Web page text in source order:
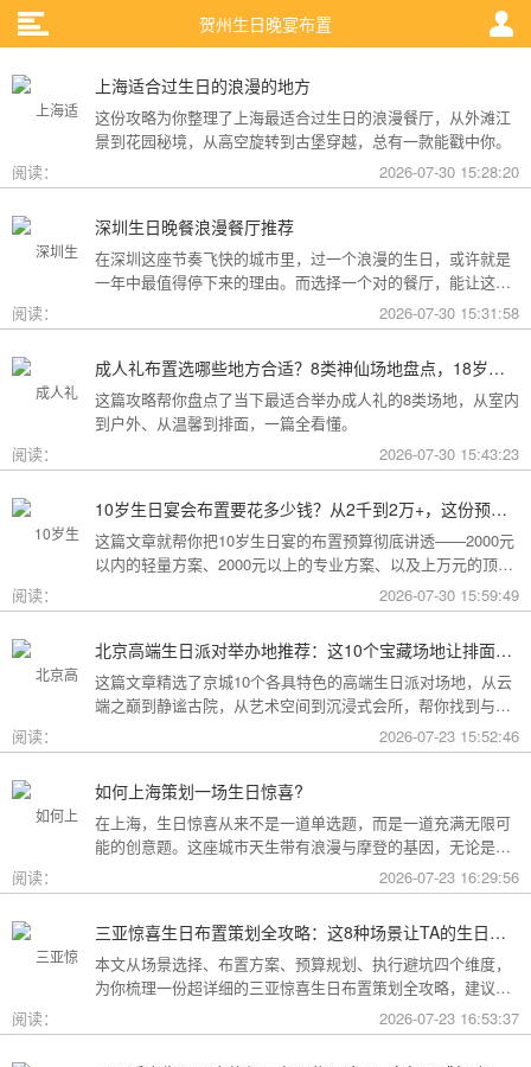
贺州生日晚宴布置
上海适合过生日的浪漫的地方
这份攻略为你整理了上海最适合过生日的浪漫餐厅，从外滩江
景到花园秘境，从高空旋转到古堡穿越，总有一款能戳中你。
阅读：
2026-07-30 15:28:20
深圳生日晚餐浪漫餐厅推荐
在深圳这座节奏飞快的城市里，过一个浪漫的生日，或许就是
一年中最值得停下来的理由。而选择一个对的餐厅，能让这一
天从“普通”变成“终生难忘”。无论是俯瞰城市灯火的高空秘境，
还是被鲜花与海风包裹的梦幻露台，深圳从不缺乏仪式感。
阅读： 2026-07-30 15:31:58
成人礼布置选哪些地方合适？8类神仙场地盘点，18岁的仪式感从选对地方开始
这篇攻略帮你盘点了当下最适合举办成人礼的8类场地，从室内
到户外、从温馨到排面，一篇全看懂。
阅读：
2026-07-30 15:43:23
10岁生日宴会布置要花多少钱？从2千到2万+，这份预算攻略讲透了
这篇文章就帮你把10岁生日宴的布置预算彻底讲透——2000元
以内的轻量方案、2000元以上的专业方案、以及上万元的顶配
阅读： 2026-07-30 15:59:49
北京高端生日派对举办地推荐：这10个宝藏场地让排面与品味兼得
这篇文章精选了京城10个各具特色的高端生日派对场地，从云
端之巅到静谧古院，从艺术空间到沉浸式会所，帮你找到与心
阅读： 2026-07-23 15:52:46
如何上海策划一场生日惊喜?
在上海，生日惊喜从来不是一道单选题，而是一道充满无限可
能的创意题。这座城市天生带有浪漫与摩登的基因，无论是外
滩的璀璨夜景，还是梧桐树下的老洋房，都为策划惊喜提供了
无尽的灵感
阅读： 2026-07-23 16:29:56
三亚惊喜生日布置策划全攻略：这8种场景让TA的生日成为永远难忘的回忆
本文从场景选择、布置方案、预算规划、执行避坑四个维度，
为你梳理一份超详细的三亚惊喜生日布置策划全攻略，建议收
阅读： 2026-07-23 16:53:37